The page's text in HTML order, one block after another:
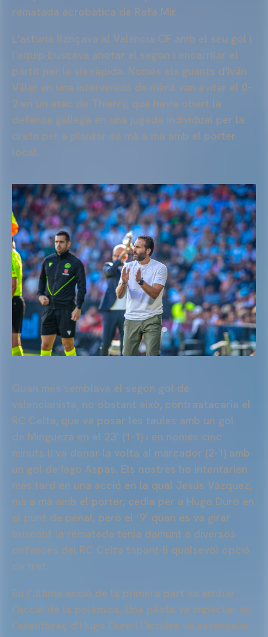
rematada acrobàtica de Rafa Mir.
L'asturià llançava al Valencia CF amb el seu gol i
l'equip buscava anotar el segon i encarrilar el
partit per la via ràpida. Només els guants d'Iván
Villar en una intervenció de mèrit van evitar el 0-
2 en un atac de Thierry, que havia obert la
defensa gallega en una jugada individual per la
dreta per a plantar-se mà a mà amb el porter
local.
Quan més semblava el segon gol de
valencianista, no obstant això, contraatacaria el
RC Celta, que va posar les taules amb un gol
de Mingueza en el 23’ (1-1) i en només cinc
minuts li va donar la volta al marcador (2-1) amb
un gol de Iago Aspas. Els nostres ho intentarien
més tard en una acció en la qual Jesús Vázquez,
mà a mà amb el porter, cedia per a Hugo Duro en
el punt de penal, però el ‘9’ quan es va girar
buscant la rematada tenia damunt a diversos
defenses del RC Celta tapant-li qualsevol opció
de tret.
En l'última acció de la primera part va arribar
l'acció de la polèmica. Una pilota va impactar en
l'avantbraç d'Hugo Duro i l'àrbitre va assenyalar